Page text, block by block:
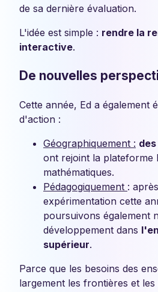
de sa dernière évaluation.
L'idée est simple : rendre la
interactive.
De nouvelles
Cette année, Ed a également
d'action :
Géographiquement :
ont rejoint la plateforme
mathématiques.
Pédagogiquement :
expérimentation cette
poursuivons également
développement dans
supérieur.
Parce que les besoins des
largement les frontières et les